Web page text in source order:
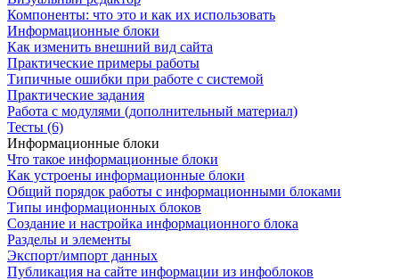
Компоненты: что это и как их использовать
Информационные блоки
Как изменить внешний вид сайта
Практические примеры работы
Типичные ошибки при работе с системой
Практические задания
Работа с модулями (дополнительный материал)
Тесты (6)
Информационные блоки
Что такое информационные блоки
Как устроены информационные блоки
Общий порядок работы с информационными блоками
Типы информационных блоков
Создание и настройка информационного блока
Разделы и элементы
Экспорт/импорт данных
Публикация на сайте информации из инфоблоков